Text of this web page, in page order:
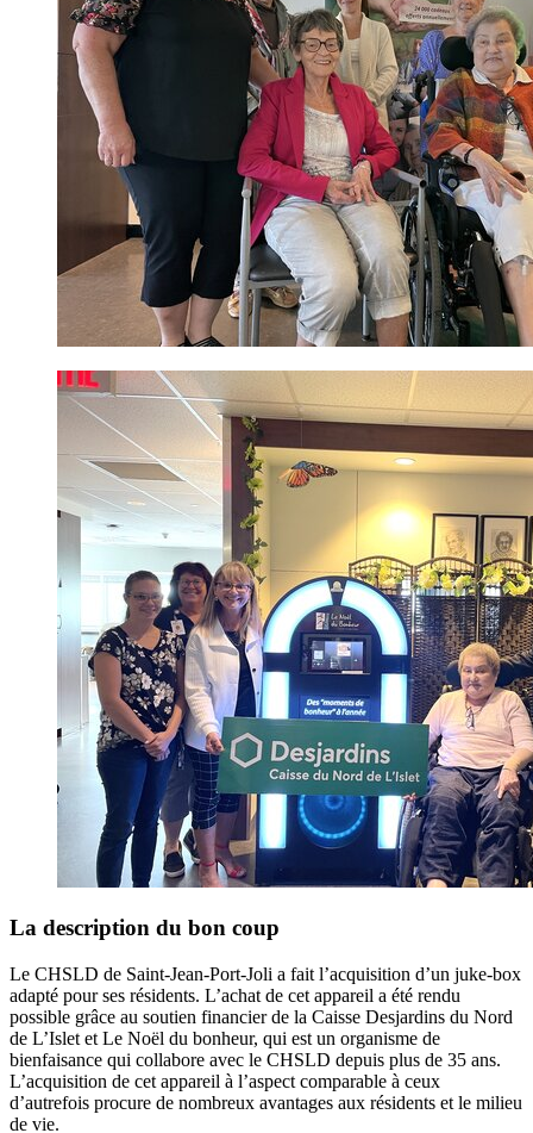
La description du bon coup
Le CHSLD de Saint-Jean-Port-Joli a fait l’acquisition d’un juke-box
adapté pour ses résidents. L’achat de cet appareil a été rendu
possible grâce au soutien financier de la Caisse Desjardins du Nord
de L’Islet et Le Noël du bonheur, qui est un organisme de
bienfaisance qui collabore avec le CHSLD depuis plus de 35 ans.
L’acquisition de cet appareil à l’aspect comparable à ceux
d’autrefois procure de nombreux avantages aux résidents et le milieu
de vie.